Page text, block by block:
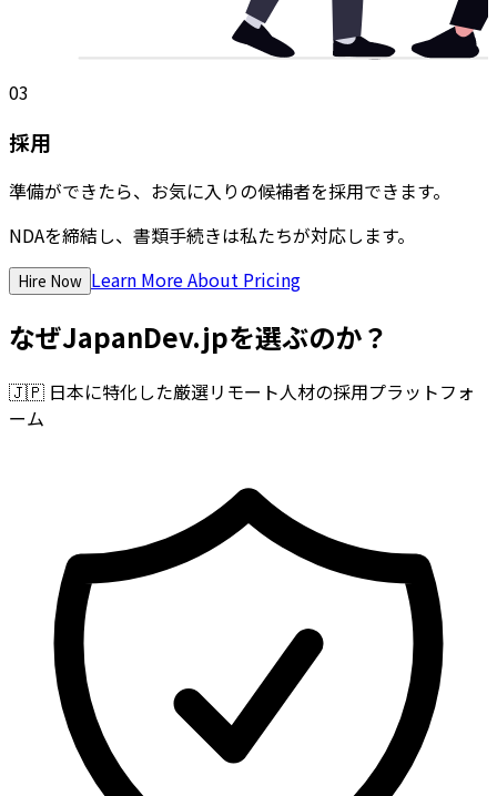
03
採用
準備ができたら、お気に入りの候補者を採用できます。
NDAを締結し、書類手続きは私たちが対応します。
Hire Now Learn More About Pricing
なぜJapanDev.jpを選ぶのか？
🇯🇵 日本に特化した厳選リモート人材の採用プラットフォ
ーム